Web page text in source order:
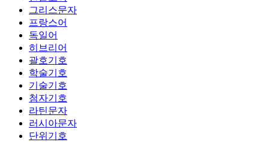
그리스문자
프랑스어
독일어
히브리어
괄호기호
학술기호
기술기호
첨자기호
라틴문자
러시아문자
단위기호